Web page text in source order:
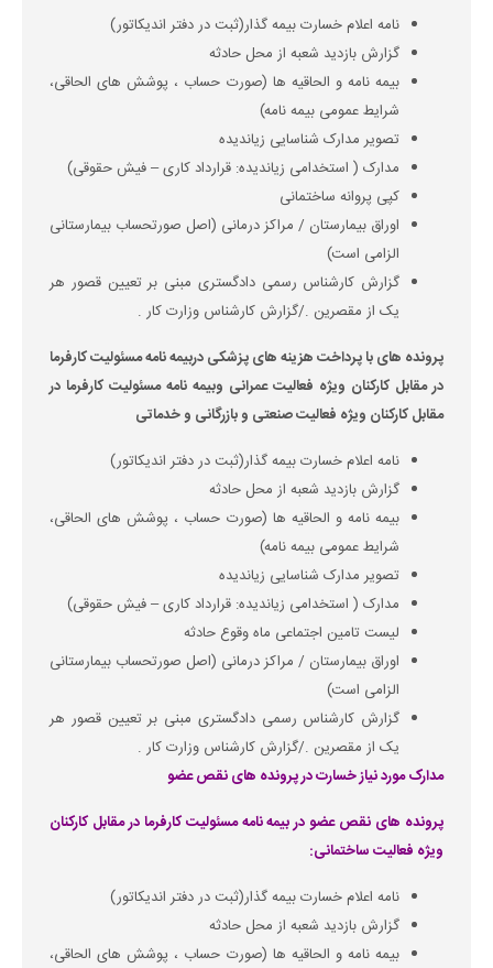
نامه اعلام خسارت بیمه گذار(ثبت در دفتر اندیکاتور)
گزارش بازدید شعبه از محل حادثه
بیمه نامه و الحاقیه ها (صورت حساب ، پوشش های الحاقی،
شرایط عمومی بیمه نامه)
تصویر مدارک شناسایی زیاندیده
مدارک ( استخدامی زیاندیده: قرارداد کاری – فیش حقوقی)
کپی پروانه ساختمانی
اوراق بیمارستان / مراکز درمانی (اصل صورتحساب بیمارستانی
الزامی است)
گزارش کارشناس رسمی دادگستری مبنی بر تعیین قصور هر
یک از مقصرین ./گزارش کارشناس وزارت کار .
پرونده های با پرداخت هزینه های پزشکی دربیمه نامه مسئولیت کارفرما
در مقابل کارکنان ویژه فعالیت عمرانی وبیمه نامه مسئولیت کارفرما در
مقابل کارکنان ویژه فعالیت صنعتی و بازرگانی و خدماتی
نامه اعلام خسارت بیمه گذار(ثبت در دفتر اندیکاتور)
گزارش بازدید شعبه از محل حادثه
بیمه نامه و الحاقیه ها (صورت حساب ، پوشش های الحاقی،
شرایط عمومی بیمه نامه)
تصویر مدارک شناسایی زیاندیده
مدارک ( استخدامی زیاندیده: قرارداد کاری – فیش حقوقی)
لیست تامین اجتماعی ماه وقوع حادثه
اوراق بیمارستان / مراکز درمانی (اصل صورتحساب بیمارستانی
الزامی است)
گزارش کارشناس رسمی دادگستری مبنی بر تعیین قصور هر
یک از مقصرین ./گزارش کارشناس وزارت کار .
مدارک مورد نیاز خسارت در پرونده های نقص عضو
پرونده های نقص عضو در بیمه نامه مسئولیت کارفرما در مقابل کارکنان
ویژه فعالیت ساختمانی:
نامه اعلام خسارت بیمه گذار(ثبت در دفتر اندیکاتور)
گزارش بازدید شعبه از محل حادثه
بیمه نامه و الحاقیه ها (صورت حساب ، پوشش های الحاقی،